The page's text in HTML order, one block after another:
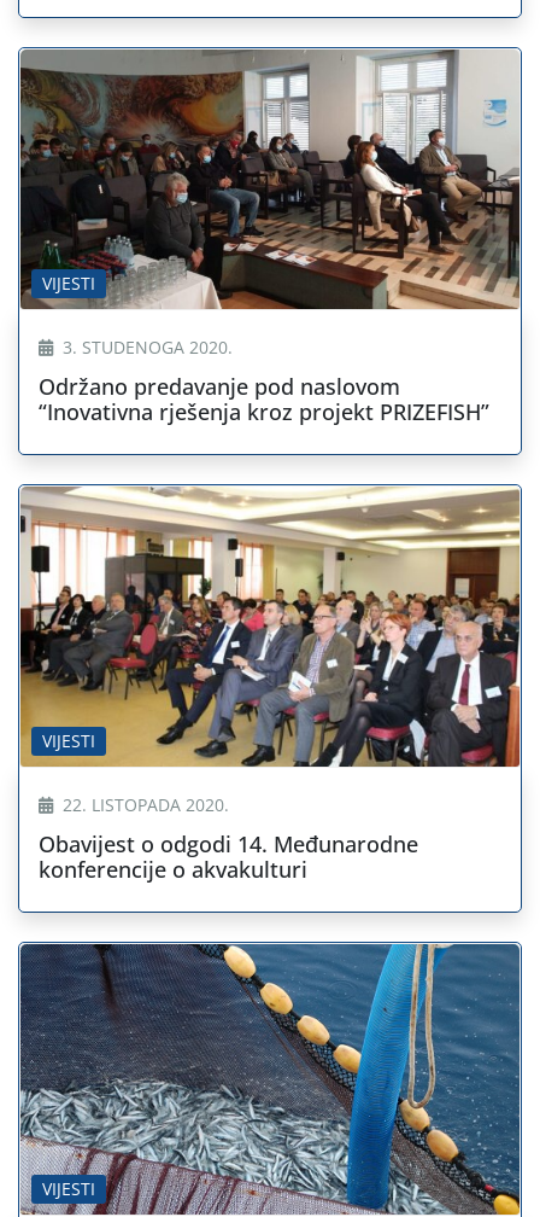
VIJESTI
3. STUDENOGA 2020.
Održano predavanje pod naslovom
“Inovativna rješenja kroz projekt PRIZEFISH”
VIJESTI
22. LISTOPADA 2020.
Obavijest o odgodi 14. Međunarodne
konferencije o akvakulturi
VIJESTI